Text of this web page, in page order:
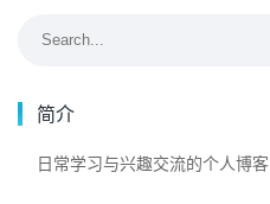
简介
日常学习与兴趣交流的个人博客